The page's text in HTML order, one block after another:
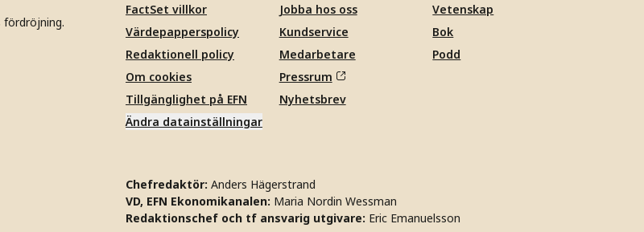
fördröjning.
FactSet villkor
Värdepapperspolicy
Redaktionell policy
Om cookies
Tillgänglighet på EFN
Ändra datainställningar
Jobba hos oss
Kundservice
Medarbetare
Pressrum
Nyhetsbrev
Vetenskap
Bok
Podd
Chefredaktör: Anders Hägerstrand
VD, EFN Ekonomikanalen: Maria Nordin Wessman
Redaktionschef och tf ansvarig utgivare: Eric Emanuelsson